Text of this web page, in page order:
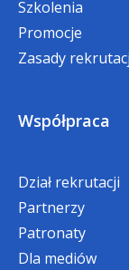
wykaz
studia
Dla
WSB,
kierunek
Szkolenia
Promocje
Zasady
Współpraca
Dział rekrutacji
Partnerzy
Patronaty
Dla mediów